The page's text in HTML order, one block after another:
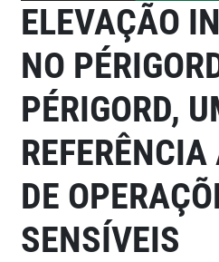
ELEVAÇÃO
NO
PÉRIGORD,
DE
SENSÍVEIS